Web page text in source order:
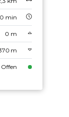
min
0 m
m
Offen